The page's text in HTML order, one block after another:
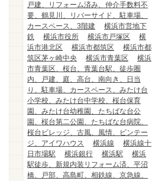
戸建、リフォーム済み、仲介手数料不
要、鶴見川、リバーサイド、駐車場、
カースペース、3階建
横浜市営地下
鉄
横浜市役所 横浜市戸塚区
横
浜市港北区
横浜市都筑区
横浜市都
筑区茅ヶ崎中央
横浜市青葉区
横浜
市青葉区、桜台、青葉台駅、徒歩圏
内、戸建、庭、高台、南向き、日当
り、駐車場、カースペース、みたけ台
小学校、みたけ台中学校、桜台保育
園、みたけ台幼稚園、たちばな台公
園、桜台第二公園、たちばな台病院、
桜台ビレッジ、古風、風情、ビンテー
ジ、アイワハウス
横浜線
横浜線十
日市場駅
横浜銀行 横浜駅
横浜
駅徒歩、新規内装リフォーム済、平沼
橋、戸部、高島町、相鉄線、京急線、